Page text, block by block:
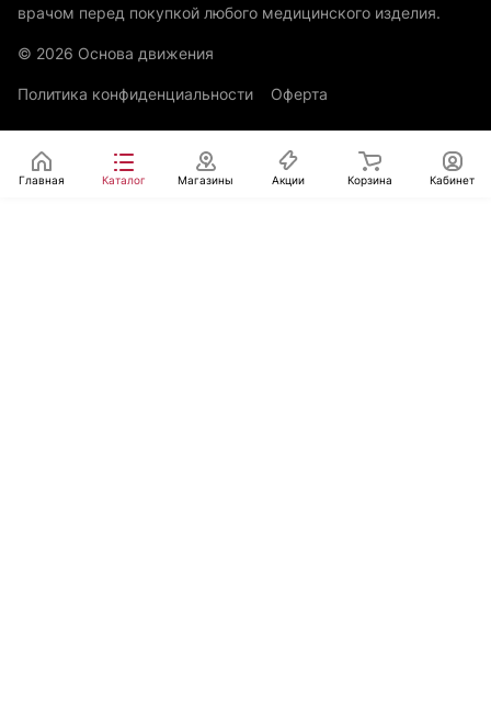
врачом перед покупкой любого медицинского изделия.
© 2026 Основа движения
Политика конфиденциальности Оферта
Главная Каталог Магазины Акции Корзина Кабинет